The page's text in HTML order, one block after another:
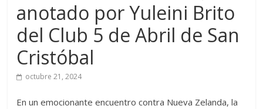
anotado por Yuleini Brito
del Club 5 de Abril de San
Cristóbal
octubre 21, 2024
En un emocionante encuentro contra Nueva Zelanda, la